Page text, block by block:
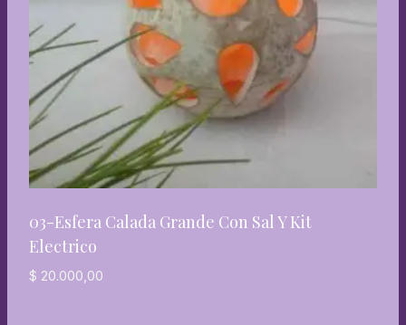
03-Esfera Calada Grande Con Sal Y Kit
Electrico
$ 20.000,00